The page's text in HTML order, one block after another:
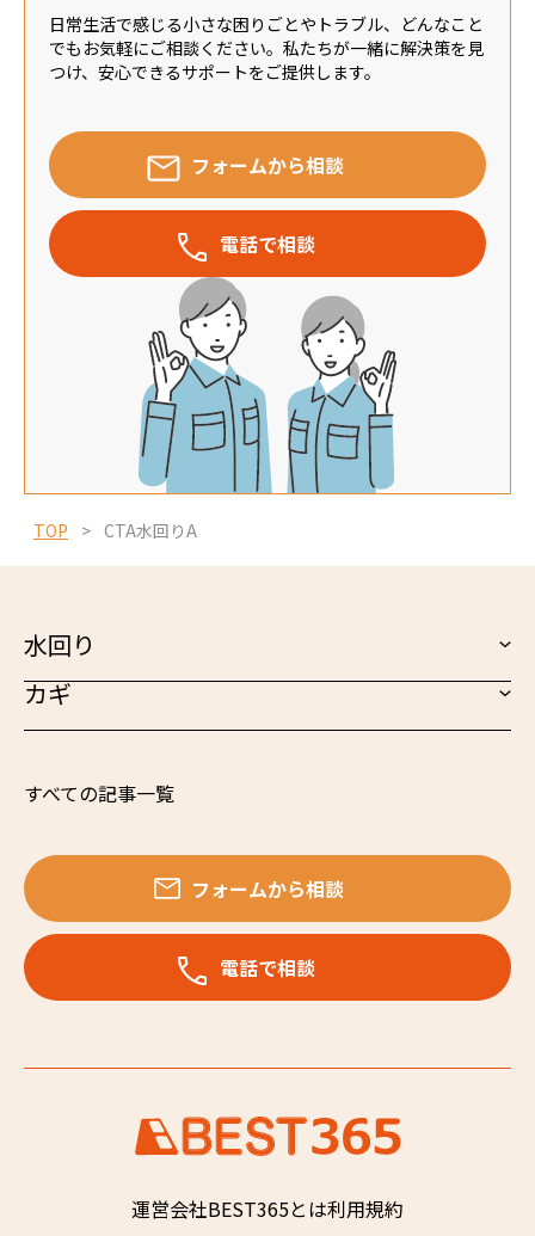
日常生活で感じる小さな困りごとやトラブル、どんなこと
でもお気軽にご相談ください。私たちが一緒に解決策を見
つけ、安心できるサポートをご提供します。
フォームから相談
電話で相談
TOP > CTA水回りA
水回り
カギ
すべての記事一覧
フォームから相談
電話で相談
運営会社BEST365とは利用規約